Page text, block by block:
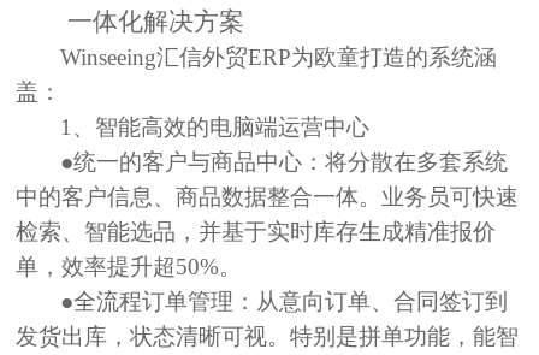
一体化解决方案
Winseeing汇信外贸ERP为欧童打造的系统涵
盖：
1 、 智能高效的电脑端运营中心
●统一的客户与商品中心：将分散在多套系统
中的客户信息、商品数据整合一体。业务员可快速
检索、智能选品，并基于实时库存生成精准报价
单，效率提升超50%。
●全流程订单管理： 从意向订单、合同签订到
发货出库，状态清晰可视。特别是拼单功能，能智